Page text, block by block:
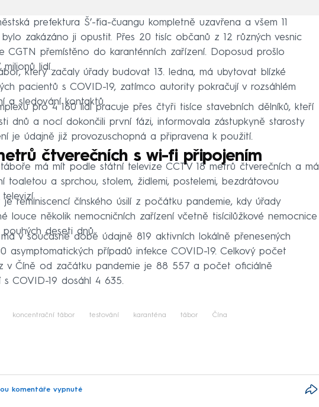
prefektura Š’-ťia-čuangu kompletně uzavřena a všem 11
zakázáno ji opustit. Přes 20 tisíc občanů z 12 různých vesnic
CGTN přemístěno do karanténních zařízení. Doposud prošlo
milionů lidí.
který začaly úřady budovat 13. ledna, má ubytovat blízké
pacientů s COVID-19, zatímco autority pokračují v rozsáhlém
a sledování kontaktů.
pro 4 160 lidí pracuje přes čtyři tisíce stavebních dělníků, kteří
dnů a nocí dokončili první fázi, informovala zástupkyně starosty
je údajně již provozuschopná a připravena k použití.
čtverečních s wi-fi připojením
má mít podle státní televize CCTV 18 metrů čtverečních a má
toaletou a sprchou, stolem, židlemi, postelemi, bezdrátovou
reminiscencí čínského úsilí z počátku pandemie, kdy úřady
louce několik nemocničních zařízení včetně tisícilůžkové nemocnice
deseti dnů.
v současné době údajně 819 aktivních lokálně přenesených
asymptomatických případů infekce COVID-19. Celkový počet
v Číně od začátku pandemie je 88 557 a počet oficiálně
COVID-19 dosáhl 4 635.
koncentrační tábor testování karanténa tábor Čína
komentáře vypnuté